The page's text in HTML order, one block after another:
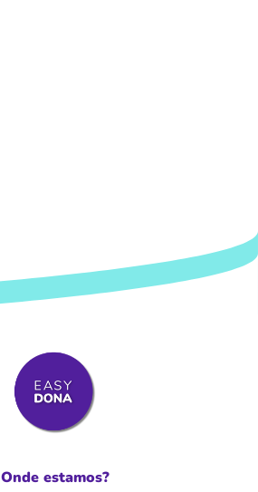
Onde estamos?